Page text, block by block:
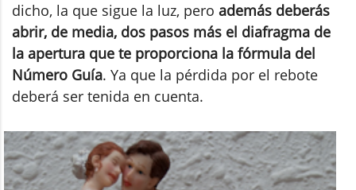
dicho, la que sigue la luz, pero además deberás
abrir, de media, dos pasos más el diafragma de
la apertura que te proporciona la fórmula del
Número Guía. Ya que la pérdida por el rebote
deberá ser tenida en cuenta.